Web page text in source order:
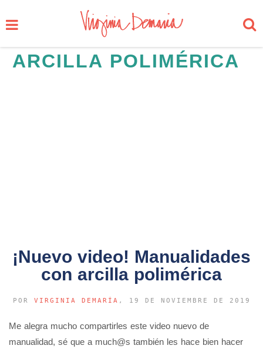
ARCILLA POLIMÉRICA
¡Nuevo video! Manualidades
con arcilla polimérica
POR VIRGINIA DEMARÍA , 19 DE NOVIEMBRE DE 2019
Me alegra mucho compartirles este video nuevo de
manualidad, sé que a much@s también les hace bien hacer